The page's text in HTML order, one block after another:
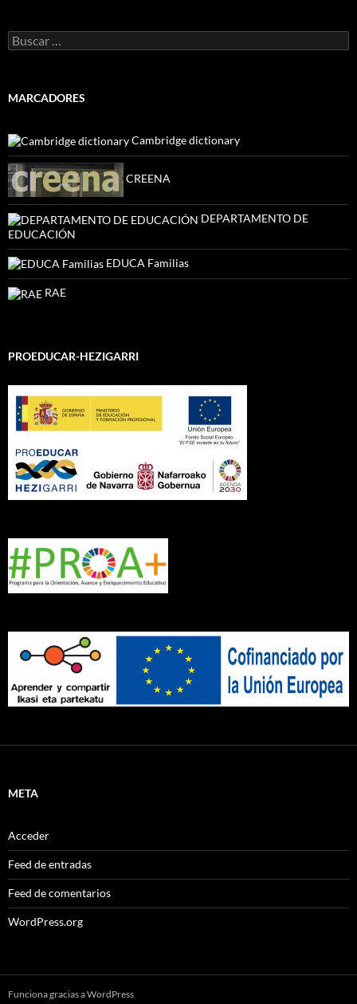
Buscar:
MARCADORES
Cambridge dictionary
CREENA
DEPARTAMENTO DE
EDUCACIÓN
EDUCA Familias
RAE
PROEDUCAR-HEZIGARRI
META
Acceder
Feed de entradas
Feed de comentarios
WordPress.org
Funciona gracias a WordPress